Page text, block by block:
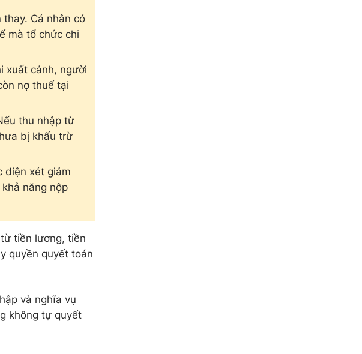
Cá nhân có
mà tổ chức chi
xuất cảnh, người
nợ thuế tại
thu nhập từ
bị khấu trừ
diện xét giảm
năng nộp
tiền lương, tiền
quyền quyết toán
và nghĩa vụ
không tự quyết